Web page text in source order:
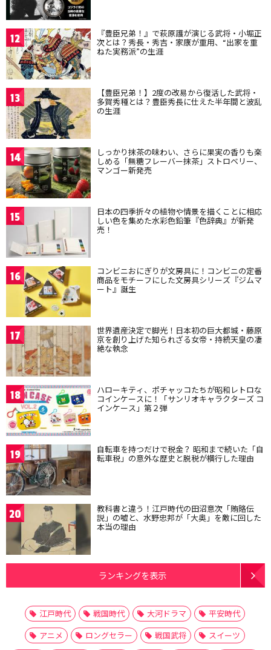
12 『豊臣兄弟！』で萩原護が演じる武将・小堀正
次とは？秀長・秀吉・家康が重用、“出家を重
ねた実務派”の生涯
13 【豊臣兄弟！】2度の改易から復活した武将・
多賀秀種とは？豊臣秀長に仕えた半年間と波乱
の生涯
14 しっかり抹茶の味わい、さらに果実の香りも楽
しめる「無糖フレーバー抹茶」ストロベリー、
マンゴー新発売
15 日本の四季折々の植物や情景を描くことに相応
しい色を集めた水彩色鉛筆『色辞典』が新発
売！
16 コンビニおにぎりが文房具に！コンビニの定番
商品をモチーフにした文房具シリーズ『ジムマ
ート』誕生
17 世界遺産決定で脚光！日本初の巨大都城・藤原
京を創り上げた知られざる女帝・持統天皇の凄
絶な執念
18 ハローキティ、ポチャッコたちが昭和レトロな
コインケースに！「サンリオキャラクターズ コ
インケース」第２弾
19 自転車を持つだけで税金？ 昭和まで続いた「自
転車税」の意外な歴史と脱税が横行した理由
20 教科書と違う！江戸時代の田沼意次「賄賂伝
説」の嘘と、水野忠邦が「大奥」を敵に回した
本当の理由
ランキングを表示
江戸時代 戦国時代 大河ドラマ
平安時代
アニメ
ロングセラー 戦国武将
スイーツ